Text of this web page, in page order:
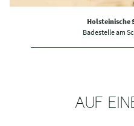
Holsteinische
Badestelle am
AUF